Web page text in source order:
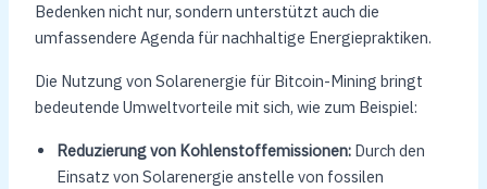
Bedenken nicht nur, sondern unterstützt auch die
umfassendere Agenda für nachhaltige Energiepraktiken.
Die Nutzung von Solarenergie für Bitcoin-Mining bringt
bedeutende Umweltvorteile mit sich, wie zum Beispiel:
Reduzierung von Kohlenstoffemissionen:Durch den
Einsatz von Solarenergie anstelle von fossilen